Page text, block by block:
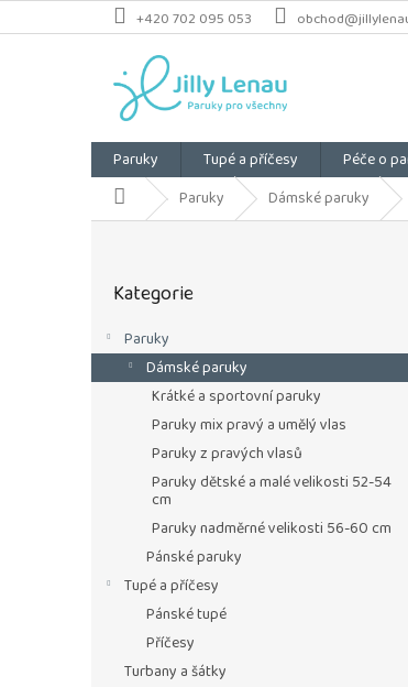
Přejít
na
+420 702 095 053
Paruky Tupé a příčesy Péče o
Domů Paruky Dámské paruky
P
a
n
kategorie
Kategorie
Paruky
Dámské paruky
Krátké a sportovní paruky
Paruky mix pravý a umělý vlas
Paruky z pravých vlasů
Paruky dětské a malé velikosti 52-54
cm
Paruky nadměrné velikosti 56-60 cm
Pánské paruky
Tupé a příčesy
Pánské tupé
Příčesy
Turbany a šátky